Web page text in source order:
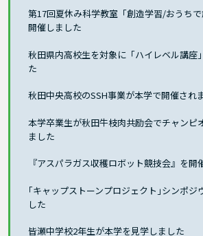
第17回夏休み科学教室「創造学習/おうち
開催しました
秋田県内高校生を対象に「ハイレベル講座
た
秋田中央高校のSSH事業が本学で開催され
本学卒業生が秋田牛枝肉共励会でチャンピ
ました
『アスパラガス収穫ロボット競技会』を開
｢キャップストーンプロジェクト｣シンポジ
した
皆瀬中学校2年生が本学を見学しました